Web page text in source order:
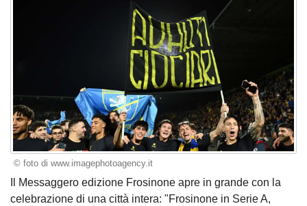
© foto di www.imagephotoagency.it
Il Messaggero edizione Frosinone apre in grande con la
celebrazione di una città intera: "Frosinone in Serie A,